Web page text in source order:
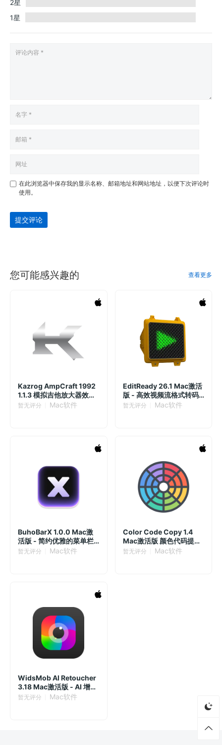
2星
1星
在此浏览器中保存我的显示名称、邮箱地址和网站地址，以便下次评论时
使用。
提交评论
您可能感兴趣的 查看更多
Kazrog AmpCraft 1992
1.1.3 模拟吉他放大器效果
插件
暂无评分 Mac软件
EditReady 26.1 Mac激活
版 - 高效视频流格式转码
工具
暂无评分 Mac软件
BuhoBarX 1.0.0 Mac激
活版 - 简约优雅的菜单栏
整理工具
暂无评分 Mac软件
Color Code Copy 1.4
Mac激活版 颜色代码提取
工具
暂无评分 Mac软件
WidsMob AI Retoucher
3.18 Mac激活版 - AI 增强
照片质量
暂无评分 Mac软件